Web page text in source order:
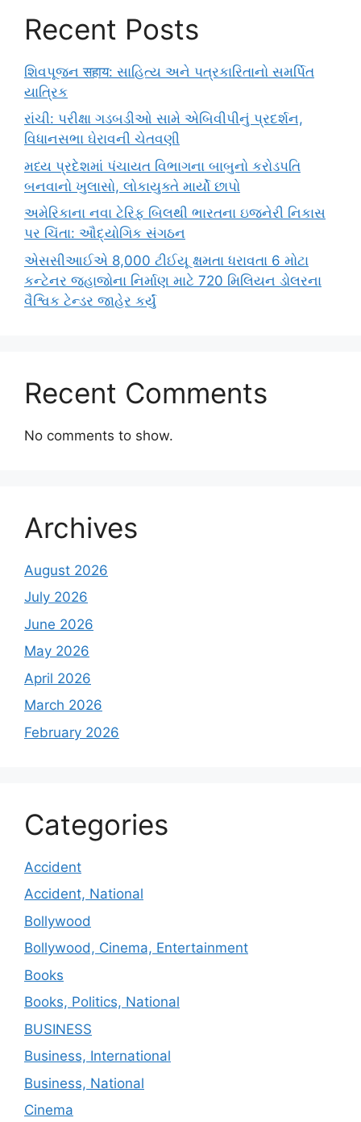
Recent Posts
શિવપૂજન सहाय: સાહિત્ય અને પત્રકારિતાનો સમર્પિત
યાત્રિક
રાંચી: પરીક્ષા ગડબડીઓ સામે એબિવીપીનું પ્રદર્શન,
વિધાનસભા ઘેરાવની ચેતવણી
મધ્ય પ્રદેશમાં પંચાયત વિભાગના બાબુનો કરોડપતિ
બનવાનો ખુલાસો, લોકાયુક્તે માર્યો છાપો
અમેરિકાના નવા ટેરિફ બિલથી ભારતના ઇજનેરી નિકાસ
પર ચિંતા: ઔદ્યોગિક સંગઠન
એસસીઆઈએ 8,000 ટીઈયૂ ક્ષમતા ધરાવતા 6 મોટા
કન્ટેનર જહાજોના નિર્માણ માટે 720 મિલિયન ડોલરના
વૈશ્વિક ટેન્ડર જાહેર કર્યું
Recent Comments
No comments to show.
Archives
August 2026
July 2026
June 2026
May 2026
April 2026
March 2026
February 2026
Categories
Accident
Accident, National
Bollywood
Bollywood, Cinema, Entertainment
Books
Books, Politics, National
BUSINESS
Business, International
Business, National
Cinema